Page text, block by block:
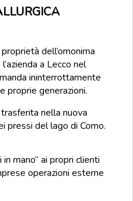
dell’omonima
a Lecco nel
ininterrottamente
proprie generazioni.
nella nuova
pressi del lago di Como.
mano” ai propri clienti
operazioni esterne